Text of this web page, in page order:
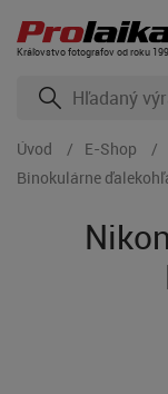
Kráľovstvo fotografov od roku
Úvod E-Shop
Binokulárne